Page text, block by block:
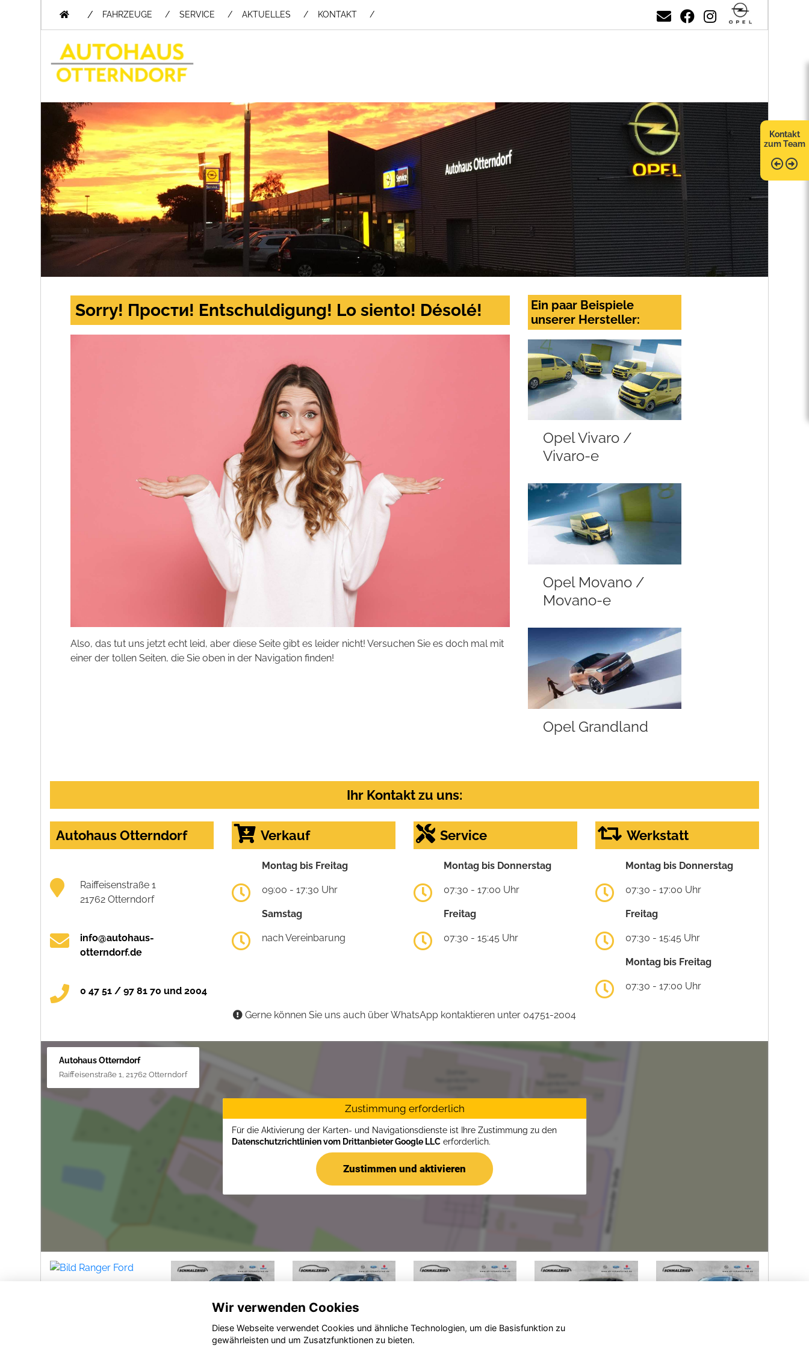
/ FAHRZEUGE SERVICE AKTUELLES KONTAKT
Kontakt
zum Team
Sorry! Прости! Entschuldigung! Lo siento! Désolé!
Also, das tut uns jetzt echt leid, aber diese Seite gibt es leider nicht! Versuchen Sie es doch mal mit
einer der tollen Seiten, die Sie oben in der Navigation finden!
Ein paar Beispiele
unserer Hersteller:
Opel Vivaro /
Vivaro-e
Opel Movano /
Movano-e
Opel Grandland
Ihr Kontakt zu uns:
Autohaus Otterndorf
Raiffeisenstraße 1
21762 Otterndorf
info@autohaus-
otterndorf.de
0 47 51 / 97 81 70 und 2004
Verkauf
Montag bis Freitag
09:00 - 17:30 Uhr
Samstag
nach Vereinbarung
Service
Montag bis Donnerstag
07:30 - 17:00 Uhr
Freitag
07:30 - 15:45 Uhr
Werkstatt
Montag bis Donnerstag
07:30 - 17:00 Uhr
Freitag
07:30 - 15:45 Uhr
Montag bis Freitag
07:30 - 17:00 Uhr
Gerne können Sie uns auch über WhatsApp kontaktieren unter 04751-2004
Autohaus Otterndorf
Raiffeisenstraße 1, 21762 Otterndorf
Zustimmung erforderlich
Für die Aktivierung der Karten- und Navigationsdienste ist Ihre Zustimmung zu den
Datenschutzrichtlinien vom Drittanbieter Google LLC erforderlich.
Zustimmen und aktivieren
Wir verwenden Cookies
Diese Webseite verwendet Cookies und ähnliche Technologien, um die Basisfunktion zu
gewährleisten und um Zusatzfunktionen zu bieten.